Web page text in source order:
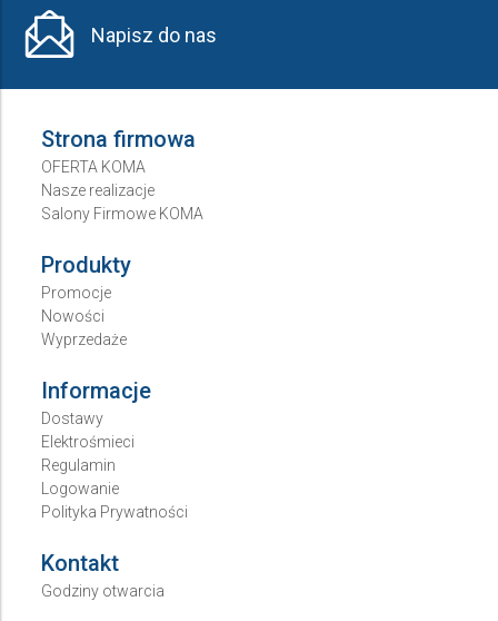
Napisz do nas
Strona firmowa
OFERTA KOMA
Nasze realizacje
Salony Firmowe KOMA
Produkty
Promocje
Nowości
Wyprzedaże
Informacje
Dostawy
Elektrośmieci
Regulamin
Logowanie
Polityka Prywatności
Kontakt
Godziny otwarcia